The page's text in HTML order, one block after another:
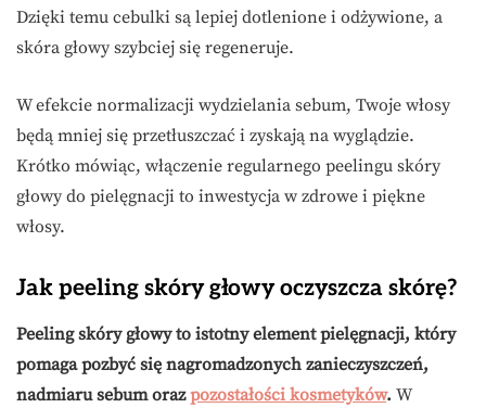
Dzięki temu cebulki są lepiej dotlenione i odżywione, a
skóra głowy szybciej się regeneruje.
W efekcie normalizacji wydzielania sebum, Twoje włosy
będą mniej się przetłuszczać i zyskają na wyglądzie.
Krótko mówiąc, włączenie regularnego peelingu skóry
głowy do pielęgnacji to inwestycja w zdrowe i piękne
włosy.
Jak peeling skóry głowy oczyszcza skórę?
Peeling skóry głowy to istotny element pielęgnacji, który
pomaga pozbyć się nagromadzonych zanieczyszczeń,
nadmiaru sebum orazpozostałości kosmetyków. W